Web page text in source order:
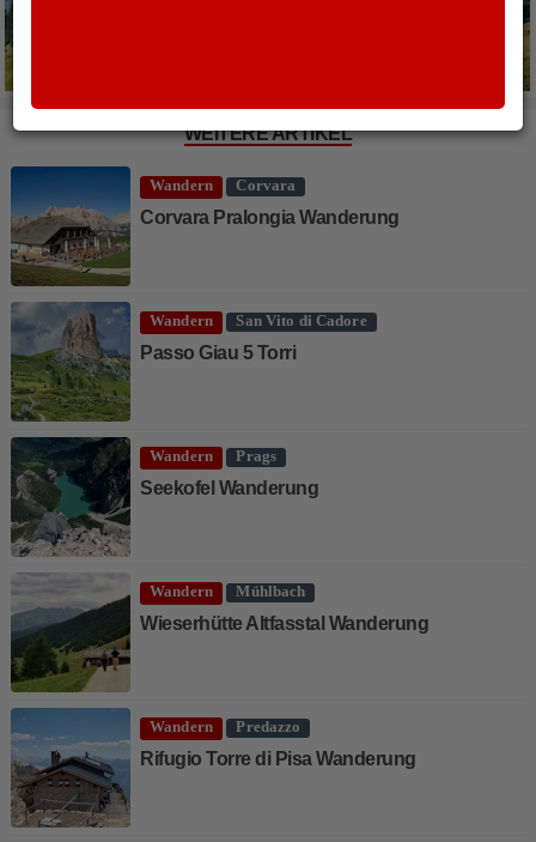
WEITERE ARTIKEL
Wandern Corvara
Corvara Pralongia Wanderung
Wandern San Vito di Cadore
Passo Giau 5 Torri
Wandern Prags
Seekofel Wanderung
Wandern Mühlbach
Wieserhütte Altfasstal Wanderung
Wandern Predazzo
Rifugio Torre di Pisa Wanderung